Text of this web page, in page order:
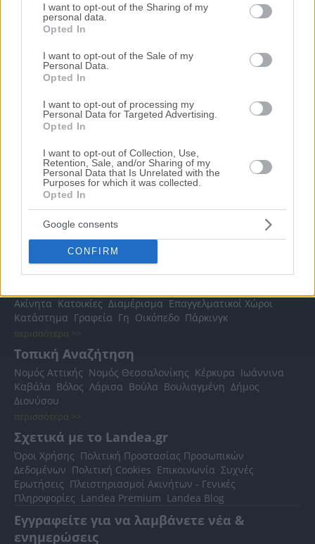
services and may gather and store information including but
not limited to your visit or usage behaviour. You may click to
grant or deny consent to Google and its third-party tags to
use your data for below specified purposes in below Google
consent section.
I want to opt-out of the Sharing of my
personal data.
Opted In
I want to opt-out of the Sale of my
Personal Data.
Opted In
I want to opt-out of processing my
Personal Data for Targeted Advertising.
Opted In
I want to opt-out of Collection, Use,
Retention, Sale, and/or Sharing of my
Personal Data that Is Unrelated with the
Purposes for which it was collected.
Opted In
Google consents
CONFIRM
Σχετικές Αναζητήσεις
Μονοκατοικιών Ζυγός
Ακίνητα Κατοικίες Διαμέρισμα Επαγγελματικοί Χώροι
Κατάστημα Γραφεία Γη Οικόπεδο Πάρκινγκ
περισσότερα >>
Τοπική Αναζήτηση
Νομός Αττικής Νομός Θεσσαλονίκης Κέρκυρα Ιωάννινα
Καβάλα Βόλος Λάρισα Βούλα Βουλιαγμένη Δήμος
Διονύσου
περισσότερα >>
Σχετικά με το Landea.gr
Όροι Χρήσης Πολιτική Προστασίας Προσωπικών
Δεδομένων Πολιτική Cookies Επικοινωνία Συχνές
Ερωτήσεις Πλειστηριασμοί Ακινήτων - Γενικές
Πληροφορίες Landea Premium Landea Blog
Εγγραφείτε για να λαμβάνετε νέα &
ενημερώσεις